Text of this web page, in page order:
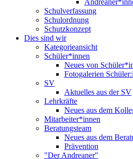
Schulverfassung
Schulordnung
Schutzkonzept
Dies sind wir
Kategorieansicht
Schüler*innen
Neues von
Fotogalerien
SV
Aktuelles aus der SV
Lehrkräfte
Neues aus dem
Mitarbeiter*innen
Beratungsteam
Neues aus dem
Prävention
"Der Andreaner"